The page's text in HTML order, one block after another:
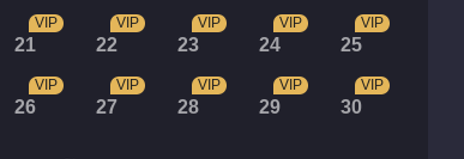
21
VIP
22
VIP
23
VIP
24
VIP
25
VIP
26
VIP
27
VIP
28
VIP
29
VIP
30
VIP